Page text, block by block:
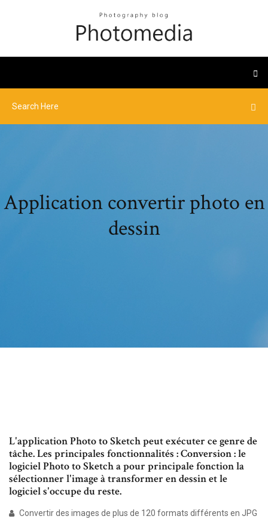
Application convertir photo en
dessin
L'application Photo to Sketch peut exécuter ce genre de
tâche. Les principales fonctionnalités : Conversion : le
logiciel Photo to Sketch a pour principale fonction la
sélectionner l'image à transformer en dessin et le
logiciel s'occupe du reste.
Convertir des images de plus de 120 formats différents en JPG